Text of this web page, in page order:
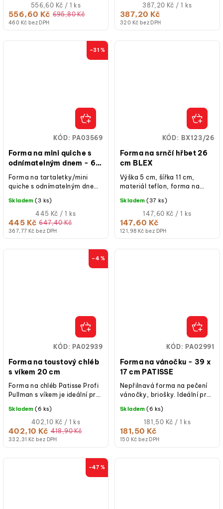
460 Kč bez DPH
556,60 Kč 695,80 Kč
Měrná
cena:
556,60 Kč / 1 ks
320 Kč bez DPH
387,20 Kč
Měrná
cena:
387,20 Kč / 1 ks
–31 %
Forma na mini quiche s
odnímatelným dnem - 6
pozic
367,77 Kč bez DPH
445 Kč 647,40 Kč
Měrná
cena:
445 Kč / 1 ks
Skladem (3 ks)
Forma na tartaletky/mini
quiche s odnímatelným dnem,
nepřilnavým povrchem,
tloušťka...
KÓD: PA03569
Forma na srnčí hřbet 26
cm BLEX
121,98 Kč bez DPH
147,60 Kč
Měrná
cena:
147,60 Kč / 1 ks
Skladem (37 ks)
Výška 5 cm, šířka 11 cm,
materiál teflon, forma na
srnčí hřbet, lze ji využít i na
paštiky...
KÓD: BX123/26
–4 %
Forma na toustový chléb
s víkem 20 cm
332,31 Kč bez DPH
402,10 Kč 418,90 Kč
Měrná
cena:
402,10 Kč / 1 ks
Skladem (6 ks)
Forma na chléb Patisse Profi
Pullman s víkem je ideální pro
Formu na pečení s
nepřilnavým...
KÓD:PA02939
Forma na vánočku - 39 x
17 cm PATISSE
150 Kč bez DPH
181,50 Kč
Měrná
cena:
181,50 Kč / 1 ks
Skladem (6 ks)
Nepřilnavá forma na pečení
vánočky, briošky. Ideální pro
kynutých těst Nechce se
KÓD:PA02991
–47 %